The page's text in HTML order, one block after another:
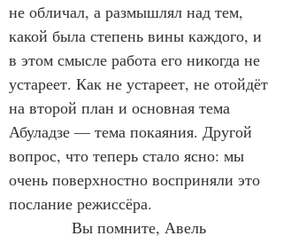
не обличал, а размышлял над тем,
какой была степень вины каждого, и
в этом смысле работа его никогда не
устареет. Как не устареет, не отойдёт
на второй план и основная тема
Абуладзе — тема покаяния. Другой
вопрос, что теперь стало ясно: мы
очень поверхностно восприняли это
послание режиссёра.
Вы помните, Авель